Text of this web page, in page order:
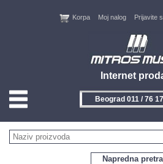
Internet
Korpa Moj nalog Prijavite
Novi Sad 021 / 450
HOME
KONTAKT
Napredna